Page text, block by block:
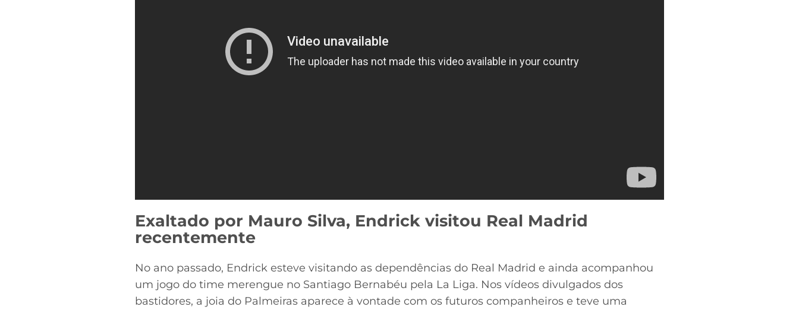
Exaltado por Mauro Silva, Endrick visitou Real Madrid
recentemente
No ano passado, Endrick esteve visitando as dependências do Real Madrid e ainda acompanhou
um jogo do time merengue no Santiago Bernabéu pela La Liga. Nos vídeos divulgados dos
bastidores, a joia do Palmeiras aparece à vontade com os futuros companheiros e teve uma